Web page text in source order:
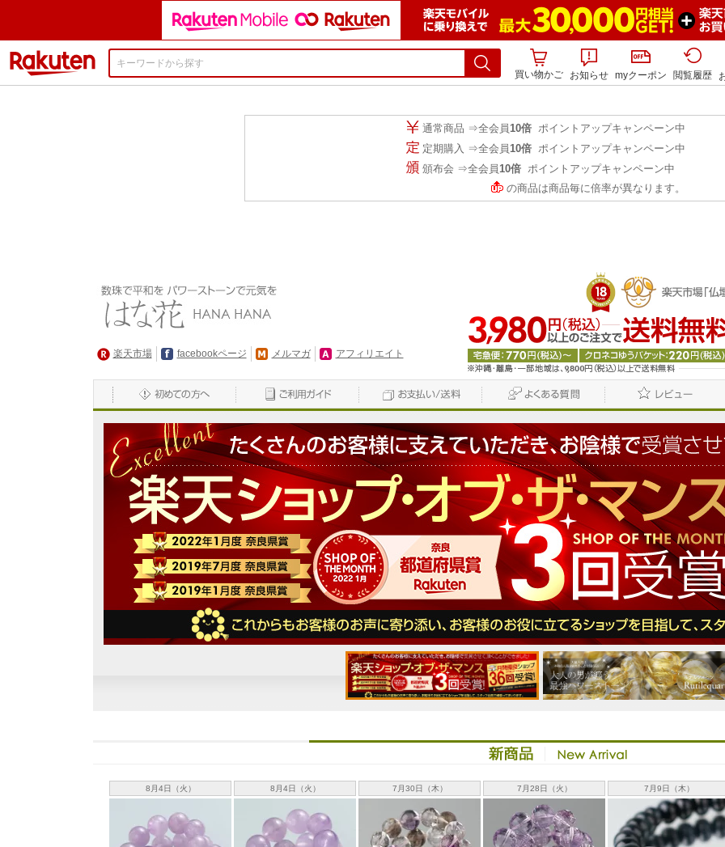
買い物かご
お知らせ myクーポン 閲覧履歴
通常商品 ⇒全会員10倍ポイントアップキャンペーン中
定期購入 ⇒全会員10倍ポイントアップキャンペーン中
頒布会 ⇒全会員10倍ポイントアップキャンペーン中
の商品は商品毎に倍率が異なります。
楽天市場 facebookページ メルマガ アフィリエイト